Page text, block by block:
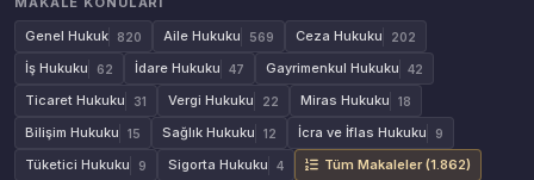
Genel Hukuk
820 Aile Hukuku 569 Ceza Hukuku 202
İş Hukuku 62 İdare Hukuku 47 Gayrimenkul Hukuku 42
Ticaret Hukuku 31 Vergi Hukuku 22 Miras Hukuku 18
Bilişim Hukuku 15 Sağlık Hukuku 12 İcra ve İflas Hukuku 9
Tüketici Hukuku 9 Sigorta Hukuku 4 Tüm Makaleler (1.862)